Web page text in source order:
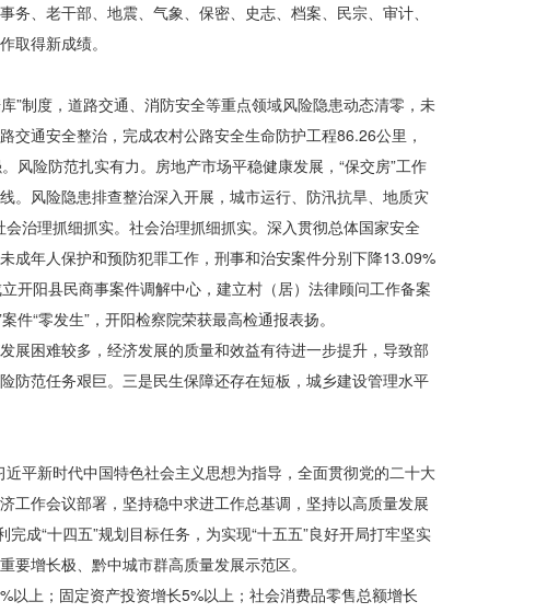
、老干部、地震、气象、保密、史志、档案、民宗、审计、
取得新成绩。
”制度，道路交通、消防安全等重点领域风险隐患动态清零，未
交通安全整治，完成农村公路安全生命防护工程86.26公里，
险防范扎实有力。房地产市场平稳健康发展，“保交房”工作
。风险隐患排查整治深入开展，城市运行、防汛抗旱、地质灾
治理抓细抓实。社会治理抓细抓实。深入贯彻总体国家安全
成年人保护和预防犯罪工作，刑事和治安案件分别下降13.09%
开阳县民商事案件调解中心，建立村（居）法律顾问工作备案
“零发生”，开阳检察院荣获最高检通报表扬。
展困难较多，经济发展的质量和效益有待进一步提升，导致部
防范任务艰巨。三是民生保障还存在短板，城乡建设管理水平
平新时代中国特色社会主义思想为指导，全面贯彻党的二十大
工作会议部署，坚持稳中求进工作总基调，坚持以高质量发展
成“十四五”规划目标任务，为实现“十五五”良好开局打牢坚实
增长极、黔中城市群高质量发展示范区。
以上；固定资产投资增长5%以上；社会消费品零售总额增长